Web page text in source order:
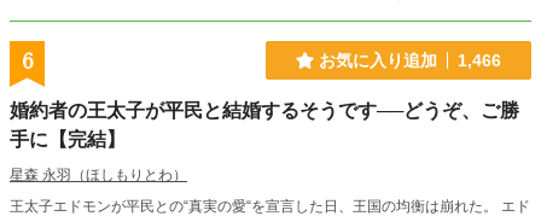
6 お気に入り追加 1,466
婚約者の王太子が平民と結婚するそうです──どうぞ、ご勝
手に【完結】
星森 永羽（ほしもりとわ）
王太子エドモンが平民との“真実の愛“を宣言した日、王国の均衡は崩れた。 エド